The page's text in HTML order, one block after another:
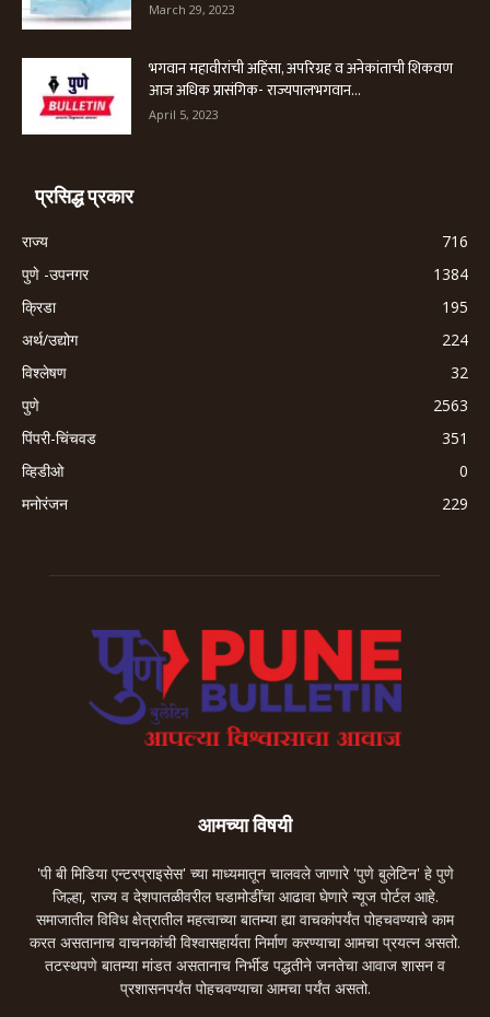
March 29, 2023
भगवान महावीरांची अहिंसा, अपरिग्रह व अनेकांताची शिकवण
आज अधिक प्रासंगिक- राज्यपालभगवान...
April 5, 2023
प्रसिद्ध प्रकार
राज्य
716
पुणे -उपनगर
1384
क्रिडा
195
अर्थ/उद्योग
224
विश्लेषण
32
पुणे
2563
पिंपरी-चिंचवड
351
व्हिडीओ
0
मनोरंजन
229
आमच्या विषयी
'पी बी मिडिया एन्टरप्राइसेस' च्या माध्यमातून चालवले जाणारे 'पुणे बुलेटिन' हे पुणे
जिल्हा, राज्य व देशपातळीवरील घडामोडींचा आढावा घेणारे न्यूज पोर्टल आहे.
समाजातील विविध क्षेत्रातील महत्वाच्या बातम्या ह्या वाचकांपर्यंत पोहचवण्याचे काम
करत असतानाच वाचनकांची विश्वासहार्यता निर्माण करण्याचा आमचा प्रयत्न असतो.
तटस्थपणे बातम्या मांडत असतानाच निर्भीड पद्धतीने जनतेचा आवाज शासन व
प्रशासनपर्यंत पोहचवण्याचा आमचा पर्यंत असतो.